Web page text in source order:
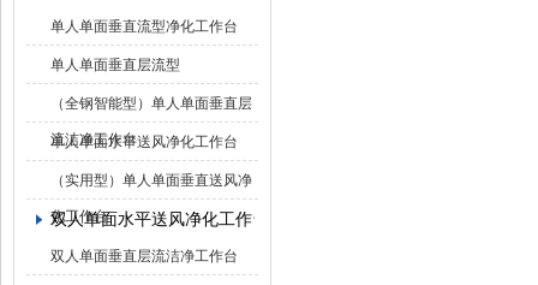
单人单面垂直流型净化工作台
单人单面垂直层流型
（全钢智能型）单人单面垂直层
流洁净工作台
单人单面水平送风净化工作台
（实用型）单人单面垂直送风净
化工作台
双人单面水平送风净化工作台
双人单面垂直层流洁净工作台